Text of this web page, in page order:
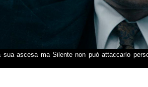
sua ascesa ma Silente non può attaccarlo